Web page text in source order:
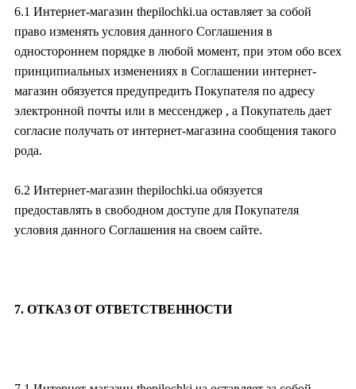
6.1 Интернет-магазин thepilochki.ua оставляет за собой
право изменять условия данного Соглашения в
одностороннем порядке в любой момент, при этом обо всех
принципиальных изменениях в Соглашении интернет-
магазин обязуется предупредить Покупателя по адресу
электронной почты или в мессенджер , а Покупатель дает
согласие получать от интернет-магазина сообщения такого
рода.
6.2 Интернет-магазин thepilochki.ua обязуется
предоставлять в свободном доступе для Покупателя
условия данного Соглашения на своем сайте.
7. ОТКАЗ ОТ ОТВЕТСТВЕННОСТИ